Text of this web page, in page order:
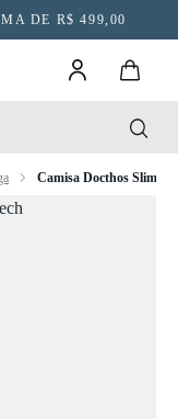
DE R$ 499,00
Camisa Docthos Slim